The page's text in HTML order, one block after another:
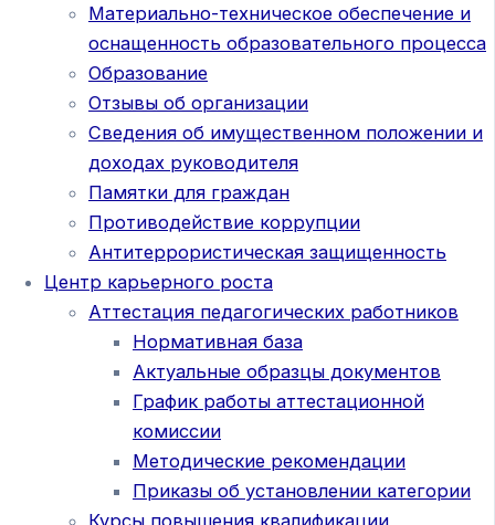
Материально-техническое обеспечение и
оснащенность образовательного процесса
Образование
Отзывы об организации
Сведения об имущественном положении и
доходах руководителя
Памятки для граждан
Противодействие коррупции
Антитеррористическая защищенность
Центр карьерного роста
Аттестация педагогических работников
Нормативная база
Актуальные образцы документов
График работы аттестационной
комиссии
Методические рекомендации
Приказы об установлении категории
Курсы повышения квалификации